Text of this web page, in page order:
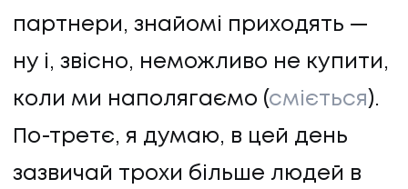
партнери, знайомі приходять —
ну і, звісно, неможливо не купити,
коли ми наполягаємо (сміється).
По-третє, я думаю, в цей день
зазвичай трохи більше людей в